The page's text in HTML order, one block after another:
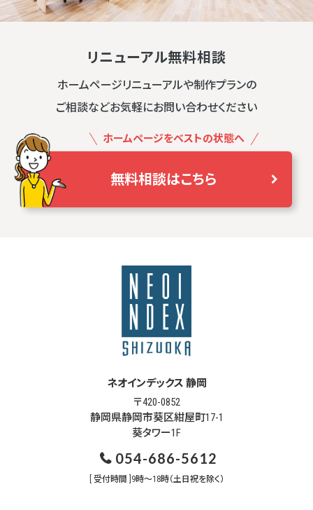
リニューアル無料相談
ホームページリニューアルや制作プランの
ご相談などお気軽にお問い合わせください
ホームページをベストの状態へ
無料相談はこちら
ネオインデックス 静岡
〒420-0852
静岡県静岡市葵区紺屋町17-1
葵タワー1F
054-686-5612
[ 受付時間 ]9時～18時（土日祝を除く）